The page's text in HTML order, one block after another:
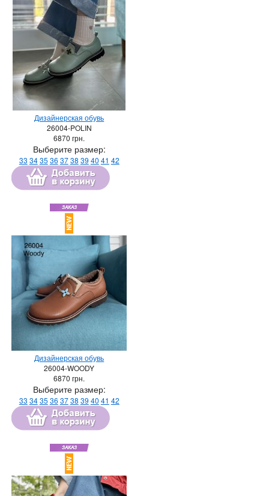
Дизайнерская обувь
26004-POLIN
6870 грн.
Выберите размер:
33 3435 36 3738 39 40 41 42
Дизайнерская обувь
26004-WOODY
6870 грн.
Выберите размер:
33 3435 36 3738 39 40 41 42